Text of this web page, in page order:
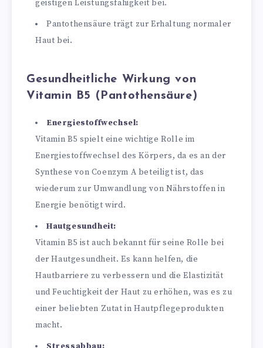
geistigen Leistungsfähigkeit bei.
Pantothensäure trägt zur Erhaltung normaler
Haut bei.
Gesundheitliche Wirkung von
Vitamin B5 (Pantothensäure)
Energiestoffwechsel:
Vitamin B5 spielt eine wichtige Rolle im
Energiestoffwechsel des Körpers, da es an der
Synthese von Coenzym A beteiligt ist, das
wiederum zur Umwandlung von Nährstoffen in
Energie benötigt wird.
Hautgesundheit:
Vitamin B5 ist auch bekannt für seine Rolle bei
der Hautgesundheit. Es kann helfen, die
Hautbarriere zu verbessern und die Elastizität
und Feuchtigkeit der Haut zu erhöhen, was es zu
einer beliebten Zutat in Hautpflegeprodukten
macht.